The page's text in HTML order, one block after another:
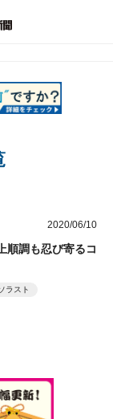
2020/06/10
調も忍び寄るコ
ラスト